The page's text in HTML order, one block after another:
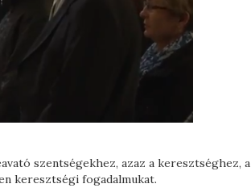
szentségekhez, azaz a keresztséghez, a
keresztségi fogadalmukat.